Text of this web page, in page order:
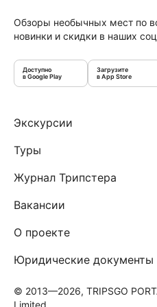
Обзоры необычных мест по
новинки и скидки в наших
Доступно
в Google Play
Загрузите
в App Store
Экскурсии
Туры
Журнал Трипстера
Вакансии
О проекте
Юридические документы
© 2013—2026, TRIPSGO
Limited